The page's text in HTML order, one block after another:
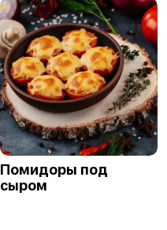
Помидоры под
сыром